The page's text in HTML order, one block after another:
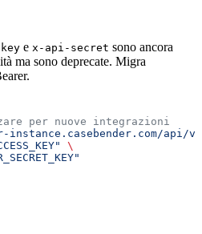
e x-api-secret sono ancora
ma sono deprecate. Migra
per nuove integrazioni
api/
\